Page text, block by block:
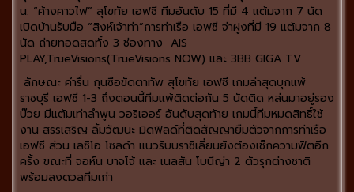
น. “ค้างคาวไฟ” สุโขทัย เอฟซี ทีมอันดับ 15 ที่มี 4 แต้มจาก 7 นัด
เปิดบ้านรับมือ “สิงห์เจ้าท่า”การท่าเรือ เอฟซี จ่าฝูงที่มี 19 แต้มจาก 8
นัด ถ่ายทอดสดทั้ง 3 ช่องทาง AIS
PLAY,TrueVisions(TrueVisions NOW) และ 3BB GIGA TV
ลักษณะ คำรื่น กุนซือขัดตาทัพ สุโขทัย เอฟซี เกมล่าสุดบุกแพ้
ราชบุรี เอฟซี 1-3 ถึงตอนนี้ทีมแพ้ติดต่อกัน 5 นัดติด หล่นมาอยู่รอง
บ๊วย มีแต้มเท่าลำพูน วอริเออร์ อันดับสุดท้าย เกมนี้ทีมหมดสิทธิ์ใช้
งาน สรรเสริญ ลิ้มวัฒนะ มิดฟิลด์ที่ติดสัญญายืมตัวจากการท่าเรือ
เอฟซี ส่วน เลซิโอ โซลด้า แนวรับบราซิเลี่ยนยังต้องเช็กความฟิตอีก
ครั้ง ขณะที่ จอห์น บาจโจ้ และ เนลสัน โบนีญ่า 2 ตัวรุกต่างชาติ
พร้อมลงดวลทีมเก่า